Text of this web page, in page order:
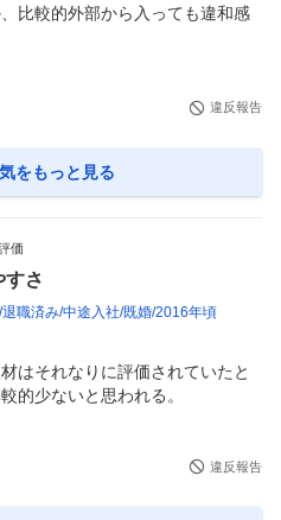
比較的外部から入っても違和感
違反報告
をもっと見る
価
すさ
退職済み 中途入社 既婚 2016年頃
はそれなりに評価されていたと
的少ないと思われる。
違反報告